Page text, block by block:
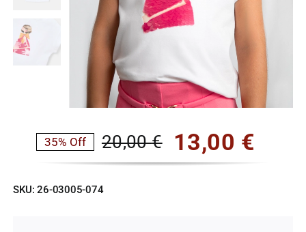
Καλάθι
English
20,00€
Original
price
13,00 €
Η
τρέχουσα
35% Off
SKU:26-03005-074